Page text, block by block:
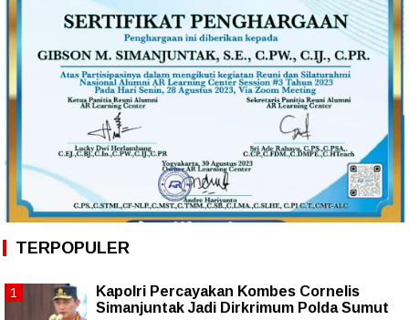
TERPOPULER
Kapolri Percayakan Kombes Cornelis
Simanjuntak Jadi Dirkrimum Polda Sumut